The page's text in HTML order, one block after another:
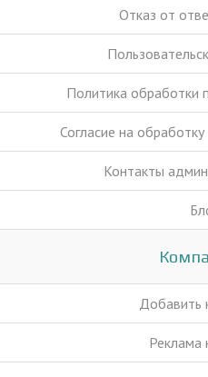
Отказ от
Политика обработки
Согласие на
Контакты
Добавить
Реклама